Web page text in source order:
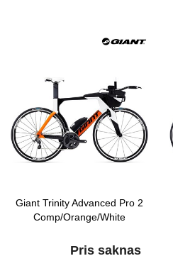
Giant Trinity Advanced Pro 2
Comp/Orange/White
Pris saknas